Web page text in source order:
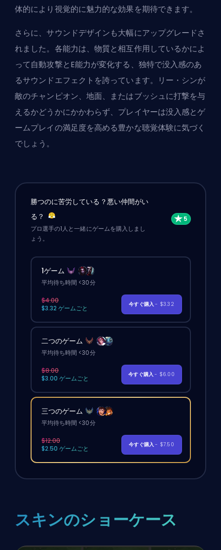
体的により視覚的に魅力的な効果を期待できます。
さらに、サウンドデザインも大幅にアップグレードさ
れました。各能力は、物質と相互作用しているかによ
って自動攻撃とE能力が変化する、独特で没入感のあ
るサウンドエフェクトを誇っています。リー・シンが
敵のチャンピオン、地面、またはブッシュに打撃を与
えるかどうかにかかわらず、プレイヤーは没入感とゲ
ームプレイの満足度を高める豊かな聴覚体験に気づく
でしょう。
勝つのに苦労している？悪い仲間がい
る？
プロ選手の1人と一緒にゲームを購入しまし
ょう。
1ゲーム
平均待ち時間 <30分
$4.00
$3.32 ゲームごと
今すぐ購入- $3.32
二つのゲーム
平均待ち時間 <30分
$8.00
$3.00 ゲームごと
今すぐ購入- $6.00
三つのゲーム
平均待ち時間 <30分
$12.00
$2.50 ゲームごと
今すぐ購入- $7.50
スキンのショーケース